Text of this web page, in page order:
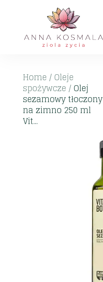
Home / Oleje
spożywcze /Olej
sezamowy tłoczony
na zimno 250 ml
Vit...